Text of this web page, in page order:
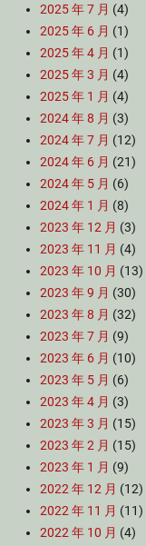
2025 年 7 月 (4)
2025 年 6 月 (1)
2025 年 4 月 (1)
2025 年 3 月 (4)
2025 年 1 月 (4)
2024 年 8 月 (3)
2024 年 7 月 (12)
2024 年 6 月 (21)
2024 年 5 月 (6)
2024 年 1 月 (8)
2023 年 12 月 (3)
2023 年 11 月 (4)
2023 年 10 月 (13)
2023 年 9 月 (30)
2023 年 8 月 (32)
2023 年 7 月 (9)
2023 年 6 月 (10)
2023 年 5 月 (6)
2023 年 4 月 (3)
2023 年 3 月 (15)
2023 年 2 月 (15)
2023 年 1 月 (9)
2022 年 12 月 (12)
2022 年 11 月 (11)
2022 年 10 月 (4)